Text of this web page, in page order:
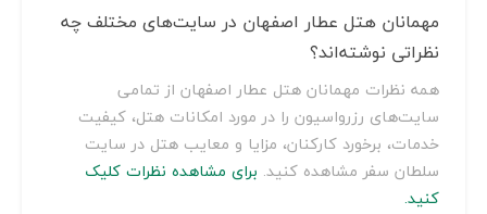
مهمانان هتل عطار اصفهان در سایت‌های مختلف چه
نظراتی نوشته‌اند؟
همه نظرات مهمانان هتل عطار اصفهان از تمامی
سایت‌های رزرواسیون را در مورد امکانات هتل، کیفیت
خدمات، برخورد کارکنان، مزایا و معایب هتل در سایت
سلطان سفر مشاهده کنید. برای مشاهده نظرات کلیک
کنید.